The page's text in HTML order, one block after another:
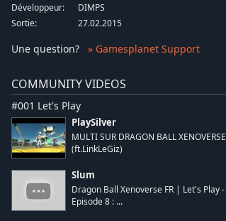
Développeur:
DIMPS
Sortie:
27.02.2015
Une question? » Gamesplanet Support
COMMUNITY VIDEOS
#001 Let's Play
PlaySilver
MULTI SUR DRAGON BALL XENOVERSE
(ft.LinkLeGiz)
Slum
Dragon Ball Xenoverse FR | Let's Play -
Episode 8 : ...